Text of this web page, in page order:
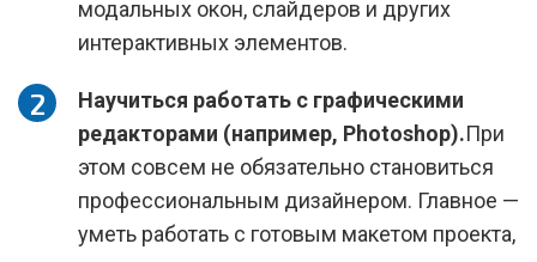
модальных окон, слайдеров и других
интерактивных элементов.
Научиться работать с графическими
редакторами (например, Photoshop).При
этом совсем не обязательно становиться
профессиональным дизайнером. Главное —
уметь работать с готовым макетом проекта,